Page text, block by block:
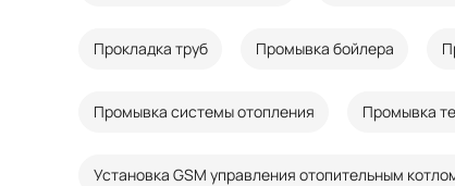
Прокладка труб Промывка бойлера
Промывка системы отопления Промывка
Установка GSM управления отопительным